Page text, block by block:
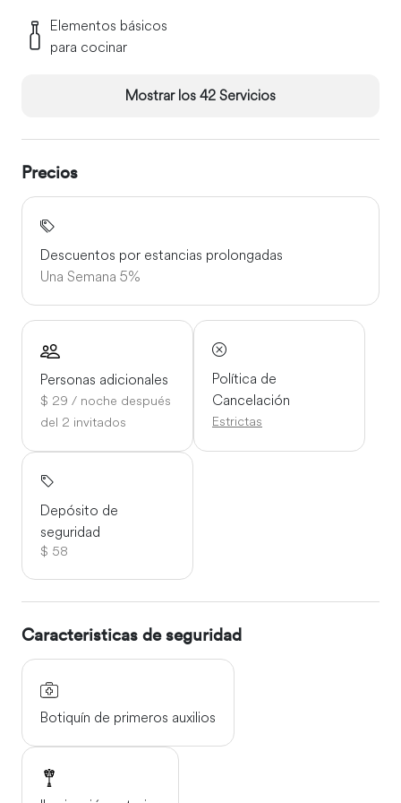
Elementos básicos
para cocinar
Mostrar los 42 Servicios
Precios
Descuentos por estancias prolongadas
Una Semana 5%
Personas adicionales
$ 29 / noche después
del 2 invitados
Política de
Cancelación
Estrictas
Depósito de
seguridad
$ 58
Caracteristicas de seguridad
Botiquín de primeros auxilios